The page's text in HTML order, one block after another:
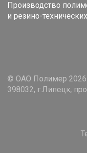
Производство
и резино-
© ОАО Полимер 2026
398032, г.Липецк,